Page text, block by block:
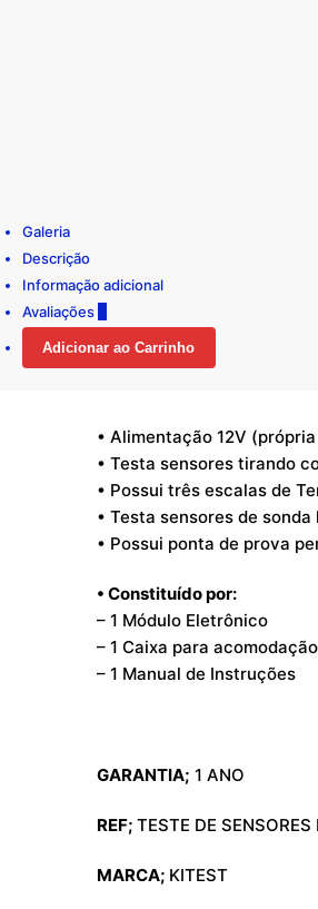
Galeria
Descrição
Informação adicional
Avaliações
Adicionar ao Carrinho
• Alimentação 12V
• Testa sensores tirando
• Possui três escalas de
• Testa sensores de
• Possui ponta de prova
• Constituído por:
– 1 Módulo Eletrônico
– 1 Caixa para acomodação
– 1 Manual de Instruções
GARANTIA; 1 ANO
REF;TESTE DE
MARCA; KITEST